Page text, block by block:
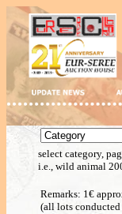
select category,
i.e., wild animal
Remarks: 1€
(all lots